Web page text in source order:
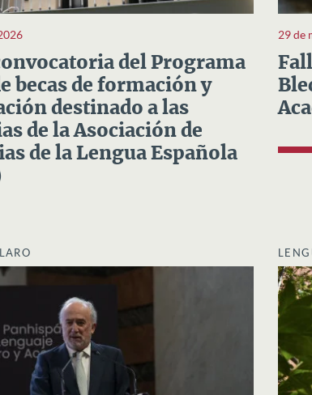
del Programa
becas de formación y
destinado a las
de la Asociación de
de la Lengua Española
29 de